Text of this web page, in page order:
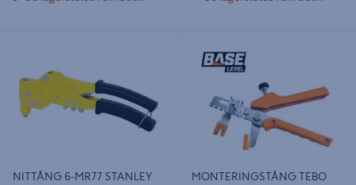
NITTÅNG 6-MR77 STANLEY
MONTERINGSTÅNG TEBO